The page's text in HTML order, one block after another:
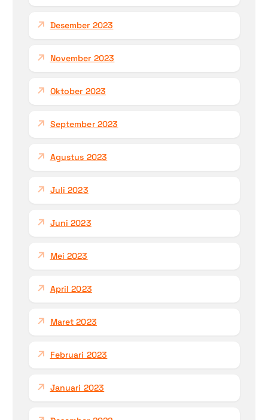
Desember 2023
November 2023
Oktober 2023
September 2023
Agustus 2023
Juli 2023
Juni 2023
Mei 2023
April 2023
Maret 2023
Februari 2023
Januari 2023